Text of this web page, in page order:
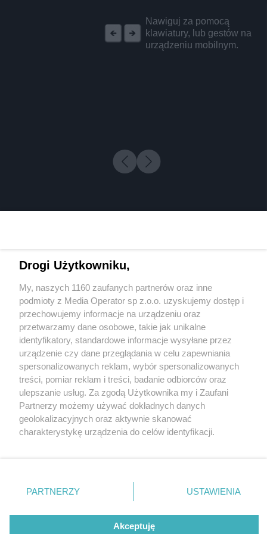
Nawiguj za pomocą
klawiatury, lub gestów na
urządzeniu mobilnym.
3 / 0
Wydawca mediów lokalnych
Nie zapomnij
zapoznać się z:
polityką prywatności regulamin korzystania z portali
Twojemiasto
Piekary Śląskie
Chorzów
Tarnowskie Góry
Gliwice
Skontakuj sięz nami
Kontakt
Wydawca
Redakcja
Drogi Użytkowniku,
My, naszych 1160 zaufanych partnerów oraz inne
podmioty z Media Operator sp z.o.o. uzyskujemy dostęp i
przechowujemy informacje na urządzeniu oraz
przetwarzamy dane osobowe, takie jak unikalne
identyfikatory, standardowe informacje wysyłane przez
urządzenie czy dane przeglądania w celu zapewniania
spersonalizowanych reklam, wybór spersonalizowanych
treści, pomiar reklam i treści, badanie odbiorców oraz
ulepszanie usług. Za zgodą Użytkownika my i Zaufani
Partnerzy możemy używać dokładnych danych
geolokalizacyjnych oraz aktywnie skanować
charakterystykę urządzenia do celów identyfikacji.
zmienić/wycofać klikając przycisk ustawień prywatności
znajdujący się w lewym dolnym rogu strony
rodzaje przetwarzania danych nie wymagają zgody
użytkownika, ale masz prawo sprzeciwić się takiemu
PARTNERZY USTAWIENIA
Akceptuję